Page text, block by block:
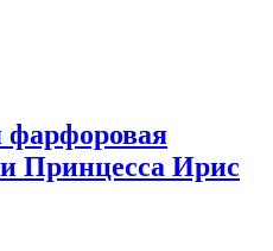
фарфоровая
Принцесса Ирис